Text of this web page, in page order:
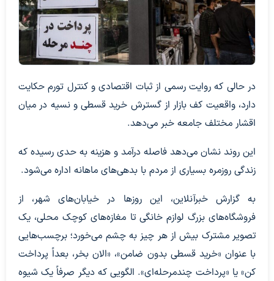
در حالی که روایت رسمی از ثبات اقتصادی و کنترل تورم حکایت
دارد، واقعیت کف بازار از گسترش خرید قسطی و نسیه در میان
اقشار مختلف جامعه خبر می‌دهد.
این روند نشان می‌دهد فاصله درآمد و هزینه به حدی رسیده که
زندگی روزمره بسیاری از مردم با بدهی‌های ماهانه اداره می‌شود.
به گزارش خبرآنلاین، این روزها در خیابان‌های شهر، از
فروشگاه‌های بزرگ لوازم خانگی تا مغازه‌های کوچک محلی، یک
تصویر مشترک بیش از هر چیز به چشم می‌خورد؛ برچسب‌هایی
با عنوان «خرید قسطی بدون ضامن»، «الان بخر، بعداً پرداخت
کن» یا «پرداخت چندمرحله‌ای». الگویی که دیگر صرفاً یک شیوه